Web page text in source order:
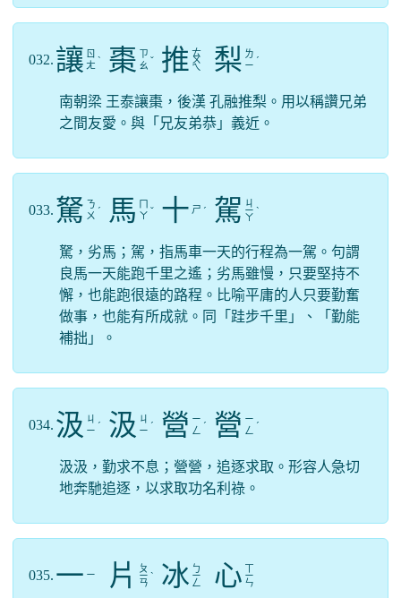
032. 讓 ㄖ
ㄤ ˋ 棗
ㄗ
ㄠ ˇ 推 ㄊ
ㄨ
ㄟ 梨 ㄌ
ㄧ ˊ
南朝梁 王泰讓棗，後漢 孔融推梨。用以稱讚兄弟
之間友愛。與「兄友弟恭」義近。
033. 駑 ㄋ
ㄨ ˊ 馬 ㄚ ˇ 十 ㄕ ˊ 駕 ㄐ
ㄧ
ㄚ
ˋ
駑，劣馬；駕，指馬車一天的行程為一駕。句謂
良馬一天能跑千里之遙；劣馬雖慢，只要堅持不
懈，也能跑很遠的路程。比喻平庸的人只要勤奮
做事，也能有所成就。同「跬步千里」、「勤能
補拙」。
034. 汲 ㄐ
ㄧ ˊ 汲 ㄐ
ㄧ ˊ 營 ㄧ
ㄥ
ˊ 營 ㄧ
ㄥ
ˊ
汲汲，勤求不息；營營，追逐求取。形容人急切
地奔馳追逐，以求取功名利祿。
035. 一 ㄧ 片 ㄆ
ㄧ
ㄢ
ˋ 冰 ㄅ
ㄧ
ㄥ 心 ㄧ
ㄣ